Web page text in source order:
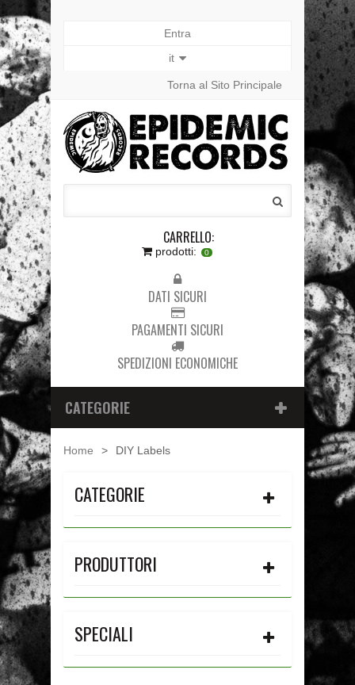
Entra
it
Torna al Sito Principale
CARRELLO:
prodotti: 0
DATI SICURI
PAGAMENTI SICURI
SPEDIZIONI ECONOMICHE
CATEGORIE
Home > DIY Labels
CATEGORIE
PRODUTTORI
SPECIALI